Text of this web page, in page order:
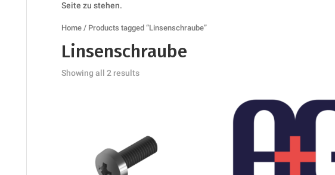
Seite zu stehen.
Home/ Products tagged “Linsenschraube”
Linsenschraube
Showing all 2 results